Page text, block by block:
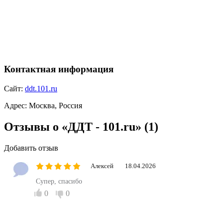
Контактная информация
Сайт: ddt.101.ru
Адрес: Москва, Россия
Отзывы о «ДДТ - 101.ru» (1)
Добавить отзыв
Алексей 18.04.2026
Супер, спасибо
0 0